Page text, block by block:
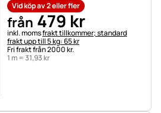
Vid köp av 2 eller fler
från 479 kr
Skatteinformation:
inkl. momsfrakt tillkommer; standard
frakt upp till 5 kg: 65 kr
Fri frakt från 2000 kr.
1 m =31,93kr